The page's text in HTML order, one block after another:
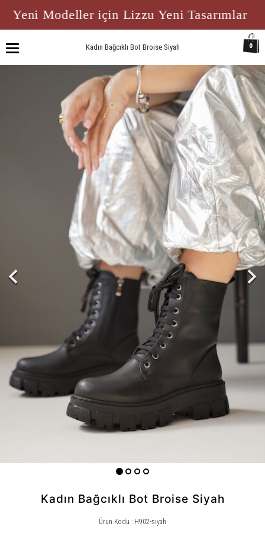
Yeni Modeller için Lizzu Yeni Tasarımlar
Toggle
0
Kadın Bağcıklı Bot Broise Siyah
Kadın Bağcıklı Bot Broise Siyah
Ürün Kodu : H902-siyah